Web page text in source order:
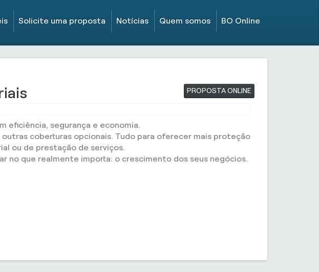
Solicite uma proposta Notícias Quem somos BO Online
PROPOSTA ONLINE
eficiência, segurança e economia.
coberturas opcionais. Tudo para oferecer mais proteção
ou de prestação de serviços.
no que realmente importa: o crescimento dos seus negócios.